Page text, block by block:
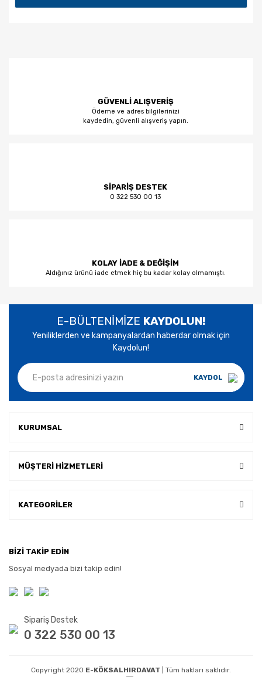
GÜVENLİ ALIŞVERİŞ
Ödeme ve adres bilgilerinizi
kaydedin, güvenli alışveriş yapın.
SİPARİŞ DESTEK
0 322 530 00 13
KOLAY İADE & DEĞİŞİM
Aldığınız ürünü iade etmek hiç bu kadar kolay olmamıştı.
E-BÜLTENİMİZE KAYDOLUN!
Yeniliklerden ve kampanyalardan haberdar olmak için
Kaydolun!
KAYDOL
KURUMSAL
MÜŞTERİ HİZMETLERİ
KATEGORİLER
BİZİ TAKİP EDİN
Sosyal medyada bizi takip edin!
Sipariş Destek
0 322 530 00 13
Copyright 2020 E-KÖKSALHIRDAVAT | Tüm hakları saklıdır.